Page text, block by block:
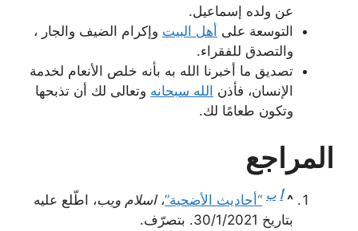
عن ولده إسماعيل.
التوسعة على أهل البيت وإكرام الضيف والجار ،
والتصدق للفقراء.
تصديق ما أخبرنا الله به بأنه خلص الأنعام لخدمة
الإنسان، فأذن الله سبحانه وتعالى لك أن تذبحها
وتكون طعامًا لك.
المراجع
^ أ ب “أحاديث الأضحية”،اسلام ويب، اطّلع عليه
بتاريخ 30/1/2021. بتصرّف.